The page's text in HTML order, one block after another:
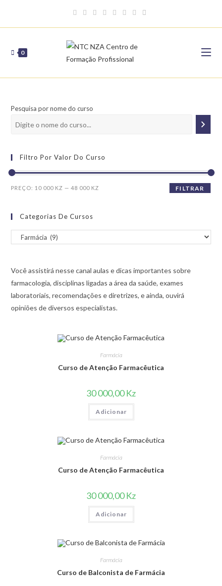
content
0
Pesquisa por nome do curso
Filtro Por Valor Do Curso
Preço
Preço
FILTRAR
PREÇO: 10 000 KZ —48 000 KZ
Categorias De Cursos
Você assistirá nesse canal aulas e dicas importantes sobre
farmacologia, disciplinas ligadas a área da saúde, exames
laboratoriais, recomendações e diretrizes, e ainda, ouvirá
opiniões de diversos especialistas.
Farmácia
Curso de Atenção Farmacêutica
30 000,00Kz
Adicionar
Farmácia
Curso de Atenção Farmacêutica
30 000,00Kz
Adicionar
Farmácia
Curso de Balconista de Farmácia